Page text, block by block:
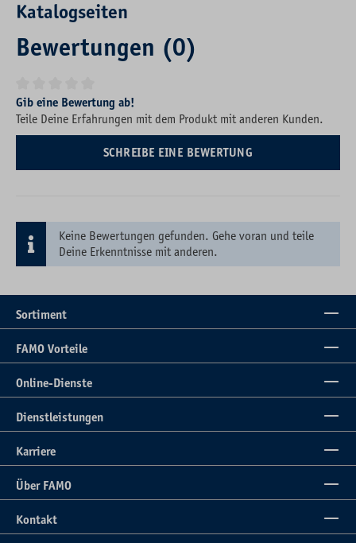
Katalogseiten
Bewertungen (0)
Durchschnittliche Bewertung von 0 von 5 Sternen
Gib eine Bewertung ab!
Teile Deine Erfahrungen mit dem Produkt mit anderen Kunden.
SCHREIBE EINE BEWERTUNG
Keine Bewertungen gefunden. Gehe voran und teile
Deine Erkenntnisse mit anderen.
Sortiment
FAMO Vorteile
Online-Dienste
Dienstleistungen
Karriere
Über FAMO
Kontakt